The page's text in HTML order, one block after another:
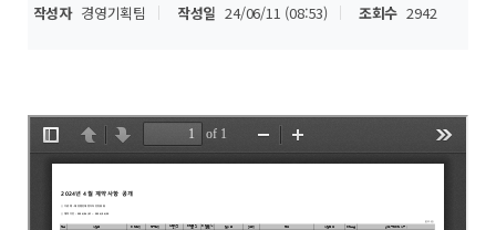
작성자 경영기획팀 작성일 24/06/11 (08:53) 조회수 2942